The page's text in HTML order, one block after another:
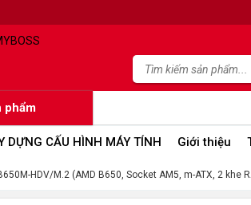
phẩm
DỰNG CẤU HÌNH MÁY TÍNH Giới thiệu
HDV/M.2 (AMD B650, Socket AM5, m-ATX, 2 khe